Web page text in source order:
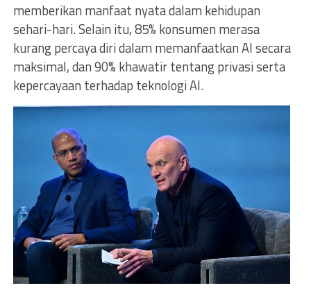
memberikan manfaat nyata dalam kehidupan
sehari-hari. Selain itu, 85% konsumen merasa
kurang percaya diri dalam memanfaatkan AI secara
maksimal, dan 90% khawatir tentang privasi serta
kepercayaan terhadap teknologi AI.